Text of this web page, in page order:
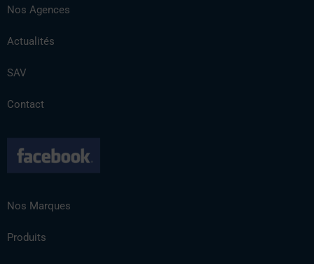
Nos Agences
Actualités
SAV
Contact
Nos Marques
Produits